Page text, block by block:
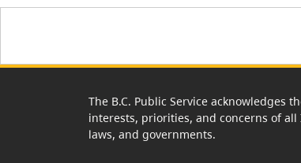
The B.C. Public Service acknowledges
interests, priorities, and concerns of
laws, and governments.